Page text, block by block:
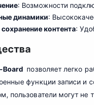
: Возможности
динамики:
контента:
Board позволяет легко
функции записи и
пользователи могут не